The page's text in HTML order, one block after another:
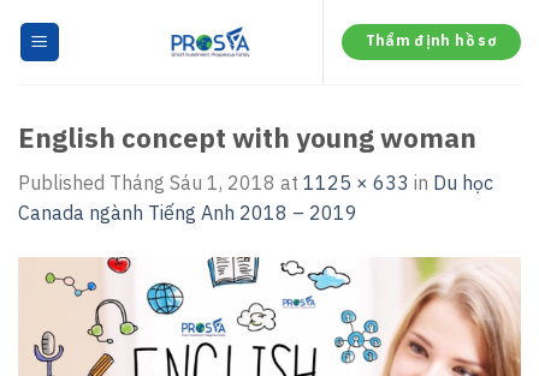
Thẩm định hồ sơ
English concept with young woman
Published Tháng Sáu 1, 2018 at 1125 × 633 in Du học
Canada ngành Tiếng Anh 2018 – 2019